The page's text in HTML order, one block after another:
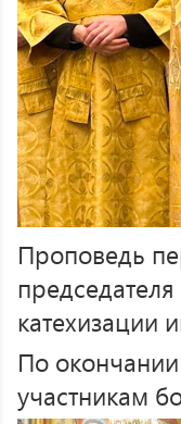
Проповедь
катехизации
По
участникам